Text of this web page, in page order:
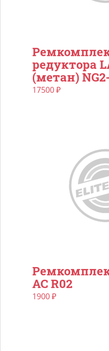
редуктора
(метан)
17500₽
AC R02
1900₽